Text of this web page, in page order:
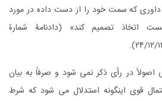
داوری که سمت خود را از دست‌ داده در مورد
اتخاذ تصمیم کند» (دادنامۀ شمارۀ
).
اصولاً در رأی ذکر نمی شود و صرفاً به بیان
قوی اینگونه استدلال می شود که شرط